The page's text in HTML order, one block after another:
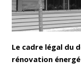
Le cadre légal du
rénovation